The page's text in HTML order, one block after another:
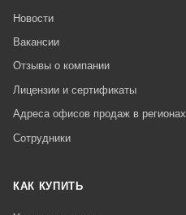
Новости
Вакансии
Отзывы о компании
Лицензии и сертификаты
Адреса офисов продаж в регионах
Сотрудники
КАК КУПИТЬ